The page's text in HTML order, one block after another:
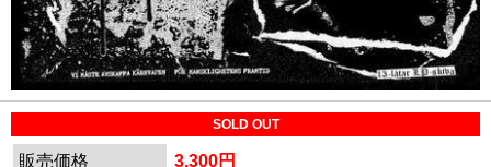
SOLD OUT
販売価格 3,300円